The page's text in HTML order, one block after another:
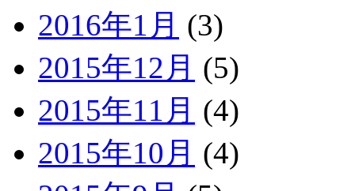
2016年1月 (3)
2015年12月 (5)
2015年11月 (4)
2015年10月 (4)